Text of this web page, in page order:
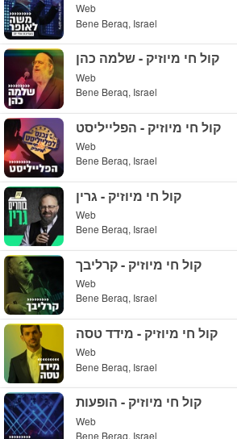
Web
Bene Beraq, Israel
קול חי מיוזיק - שלמה כהן
Web
Bene Beraq, Israel
קול חי מיוזיק - הפלייליסט
Web
Bene Beraq, Israel
קול חי מיוזיק - גרין
Web
Bene Beraq, Israel
קול חי מיוזיק - קרליבך
Web
Bene Beraq, Israel
קול חי מיוזיק - מידד טסה
Web
Bene Beraq, Israel
קול חי מיוזיק - הופעות
Web
Bene Beraq, Israel